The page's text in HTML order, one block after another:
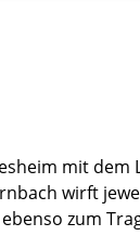
mit dem
wirft
zum